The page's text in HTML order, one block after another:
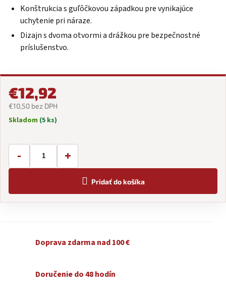
Konštrukcia s guľôčkovou západkou pre vynikajúce
uchytenie pri náraze.
Dizajn s dvoma otvormi a drážkou pre bezpečnostné
príslušenstvo.
€12,92
€10,50 bez DPH
Jednotková
Skladom (5 ks)
- +
Pridať do košíka
Doprava zdarma nad 100 €
Doručenie do 48 hodín